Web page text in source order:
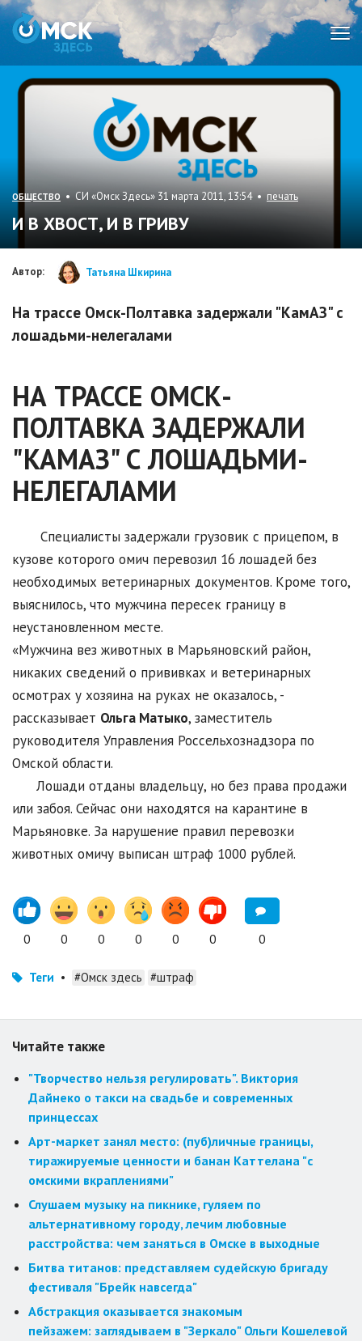
ОБЩЕСТВО • СИ «Омск Здесь» 31 марта 2011, 13:54 • печать
И В ХВОСТ, И В ГРИВУ
Автор: Татьяна Шкирина
На трассе Омск-Полтавка задержали "КамАЗ" с
лошадьми-нелегалами
НА ТРАССЕ ОМСК-
ПОЛТАВКА ЗАДЕРЖАЛИ
"КАМАЗ" С ЛОШАДЬМИ-
НЕЛЕГАЛАМИ
Специалисты задержали грузовик с прицепом, в
кузове которого омич перевозил 16 лошадей без
необходимых ветеринарных документов. Кроме того,
выяснилось, что мужчина пересек границу в
неустановленном месте.
«Мужчина вез животных в Марьяновский район,
никаких сведений о прививках и ветеринарных
осмотрах у хозяина на руках не оказалось, -
рассказывает Ольга Матыко, заместитель
руководителя Управления Россельхознадзора по
Омской области.
Лошади отданы владельцу, но без права продажи
или забоя. Сейчас они находятся на карантине в
Марьяновке. За нарушение правил перевозки
животных омичу выписан штраф 1000 рублей.
0 0 0 0 0 0 0
Теги • #Омск здесь #штраф
Читайте также
"Творчество нельзя регулировать". Виктория
Дайнеко о такси на свадьбе и современных
принцессах
Арт-маркет занял место: (пуб)личные границы,
тиражируемые ценности и банан Каттелана "с
омскими вкраплениями"
Слушаем музыку на пикнике, гуляем по
альтернативному городу, лечим любовные
расстройства: чем заняться в Омске в выходные
Битва титанов: представляем судейскую бригаду
фестиваля "Брейк навсегда"
Абстракция оказывается знакомым
пейзажем: заглядываем в "Зеркало" Ольги Кошелевой